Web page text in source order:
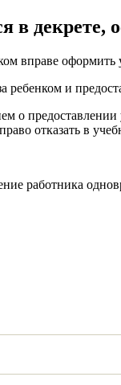
в декрете,
вправе
ребенком и
о
отказать в
работника